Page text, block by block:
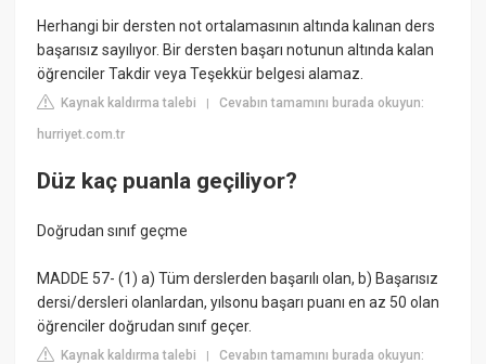
Herhangi bir dersten not ortalamasının altında kalınan ders
başarısız sayılıyor. Bir dersten başarı notunun altında kalan
öğrenciler Takdir veya Teşekkür belgesi alamaz.
Kaynak kaldırma talebi |Cevabın tamamını burada okuyun:
hurriyet.com.tr
Düz kaç puanla geçiliyor?
Doğrudan sınıf geçme
MADDE 57- (1) a) Tüm derslerden başarılı olan, b) Başarısız
dersi/dersleri olanlardan, yılsonu başarı puanı en az 50 olan
öğrenciler doğrudan sınıf geçer.
Kaynak kaldırma talebi |Cevabın tamamını burada okuyun: